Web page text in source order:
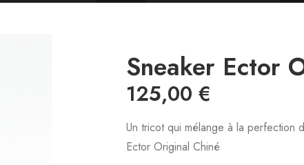
Sneaker Ector
125,00 €
Un tricot qui mélange à la perfection
Ector Original Chiné